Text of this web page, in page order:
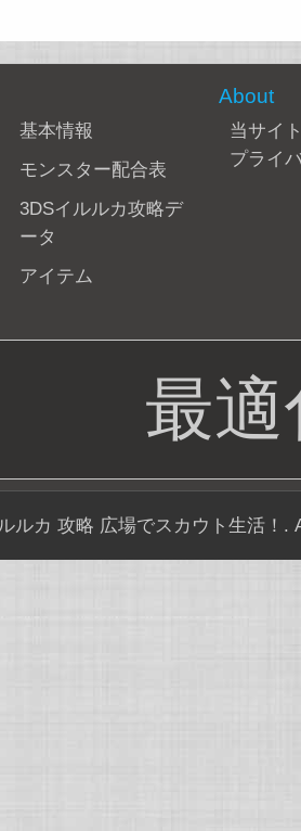
基本情報
モンスター配合表
3DSイルルカ攻略デ
ータ
アイテム
About
当サイ
プライ
最
カ 攻略 広場でスカウト生活！ .